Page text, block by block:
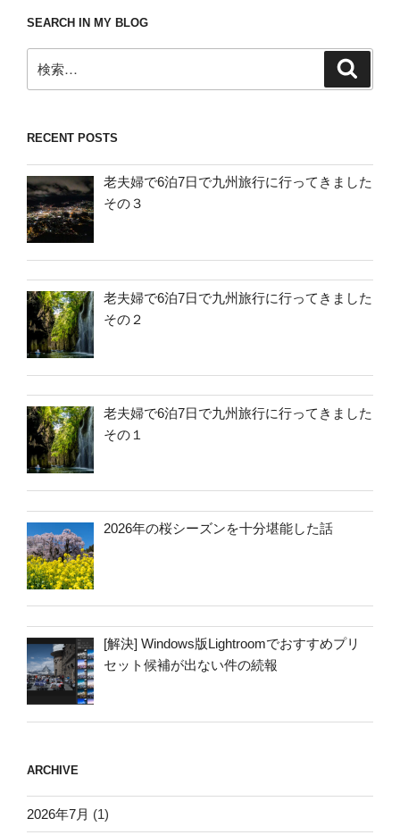
SEARCH IN MY BLOG
索:
RECENT POSTS
老夫婦で6泊7日で九州旅行に行ってきました
その３
老夫婦で6泊7日で九州旅行に行ってきました
その２
老夫婦で6泊7日で九州旅行に行ってきました
その１
2026年の桜シーズンを十分堪能した話
[解決] Windows版Lightroomでおすすめプリ
セット候補が出ない件の続報
ARCHIVE
2026年7月 (1)